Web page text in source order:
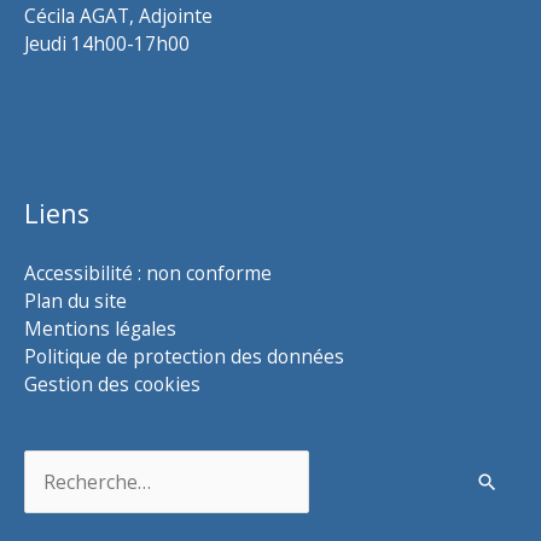
Cécila AGAT, Adjointe
Jeudi 14h00-17h00
Liens
Accessibilité : non conforme
Plan du site
Mentions légales
Politique de protection des données
Gestion des cookies